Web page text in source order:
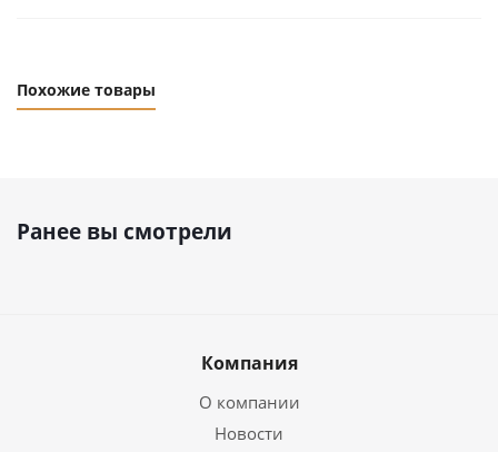
Похожие товары
Ранее вы смотрели
Компания
О компании
Новости